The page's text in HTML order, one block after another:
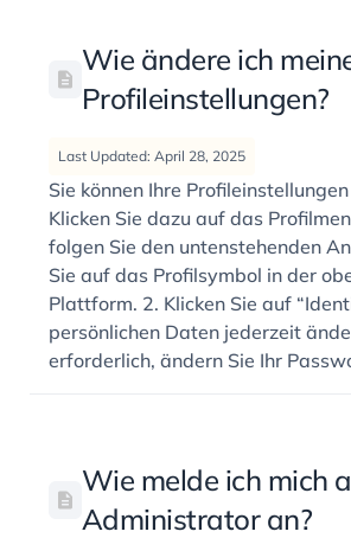
Wie ändere ich
Profileinstellungen?
Last Updated: April 28, 2025
Sie können Ihre
Klicken Sie dazu auf das
folgen Sie den untenstehenden
Sie auf das Profilsymbol in der
Plattform. 2. Klicken Sie auf
persönlichen Daten jederzeit
erforderlich, ändern Sie Ihr
Wie melde ich mich
Administrator an?